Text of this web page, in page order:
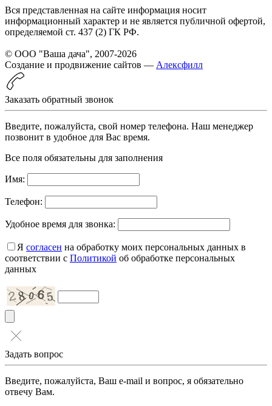
Вся представленная на сайте информация носит
информационный характер и не является публичной офертой,
определяемой ст. 437 (2) ГК РФ.
© ООО "Ваша дача", 2007-2026
Создание и продвижение сайтов — Алексфилл
Заказать обратный звонок
Введите, пожалуйста, свой номер телефона. Наш менеджер
позвонит в удобное для Вас время.
Все поля обязательны для заполнения
Имя:
Телефон:
Удобное время для звонка:
Я согласен на обработку моих персональных данных в
соответствии с Политикой об обработке персональных
данных
Задать вопрос
Введите, пожалуйста, Ваш e-mail и вопрос, я обязательно
отвечу Вам.